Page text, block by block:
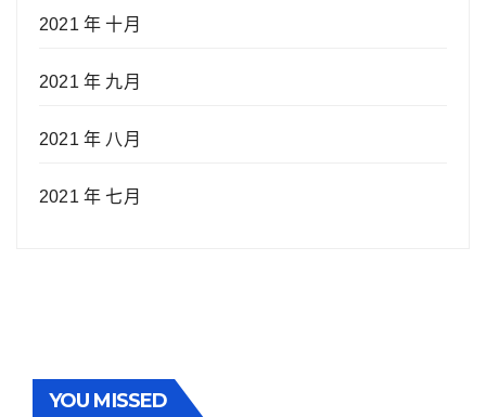
2021 年 十月
2021 年 九月
2021 年 八月
2021 年 七月
YOU MISSED